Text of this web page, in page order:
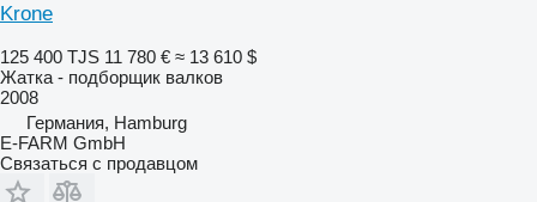
Krone
125 400 TJS 11 780 € ≈ 13 610 $
Жатка - подборщик валков
2008
Германия, Hamburg
E-FARM GmbH
Связаться с продавцом